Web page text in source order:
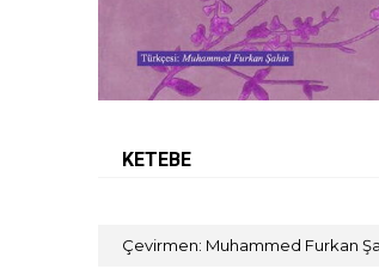
KETEBE
Çevirmen: Muhammed Furkan